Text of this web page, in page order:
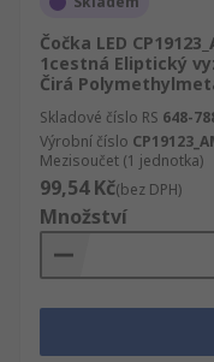
Čočka LED
1cestná Eliptický
Čirá
Skladové číslo RS 648-
Výrobní číslo
Mezisoučet (1 jednotka)
99,54 Kč(bez DPH)
Množství